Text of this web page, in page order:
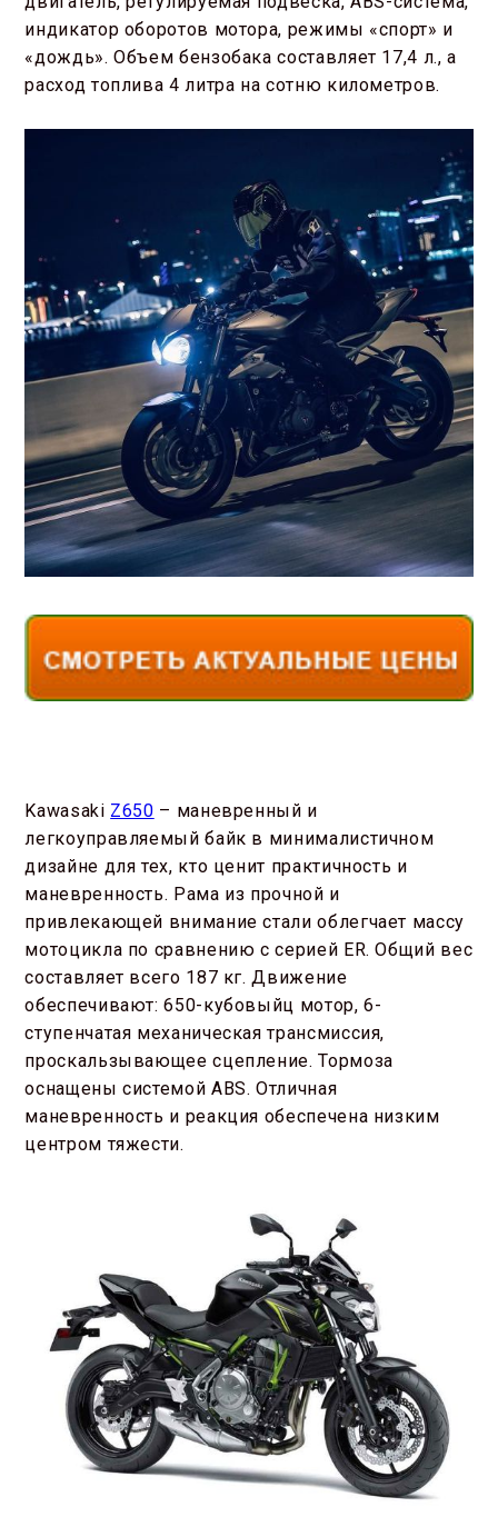
индикатор оборотов мотора, режимы «спорт» и
«дождь». Объем бензобака составляет 17,4 л., а
расход топлива 4 литра на сотню километров.
Kawasaki Z650 – маневренный и
легкоуправляемый байк в минималистичном
дизайне для тех, кто ценит практичность и
маневренность. Рама из прочной и
привлекающей внимание стали облегчает массу
мотоцикла по сравнению с серией ER. Общий вес
составляет всего 187 кг. Движение
обеспечивают: 650-кубовыйц мотор, 6-
ступенчатая механическая трансмиссия,
проскальзывающее сцепление. Тормоза
оснащены системой ABS. Отличная
маневренность и реакция обеспечена низким
центром тяжести.